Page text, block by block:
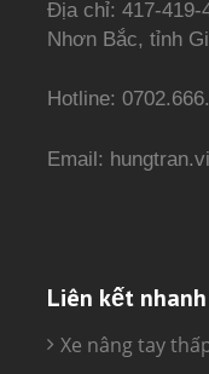
Địa chỉ: 417-419-
Nhơn Bắc, tỉnh
Hotline:
Email:
Liên kết nhanh
Xe nâng tay